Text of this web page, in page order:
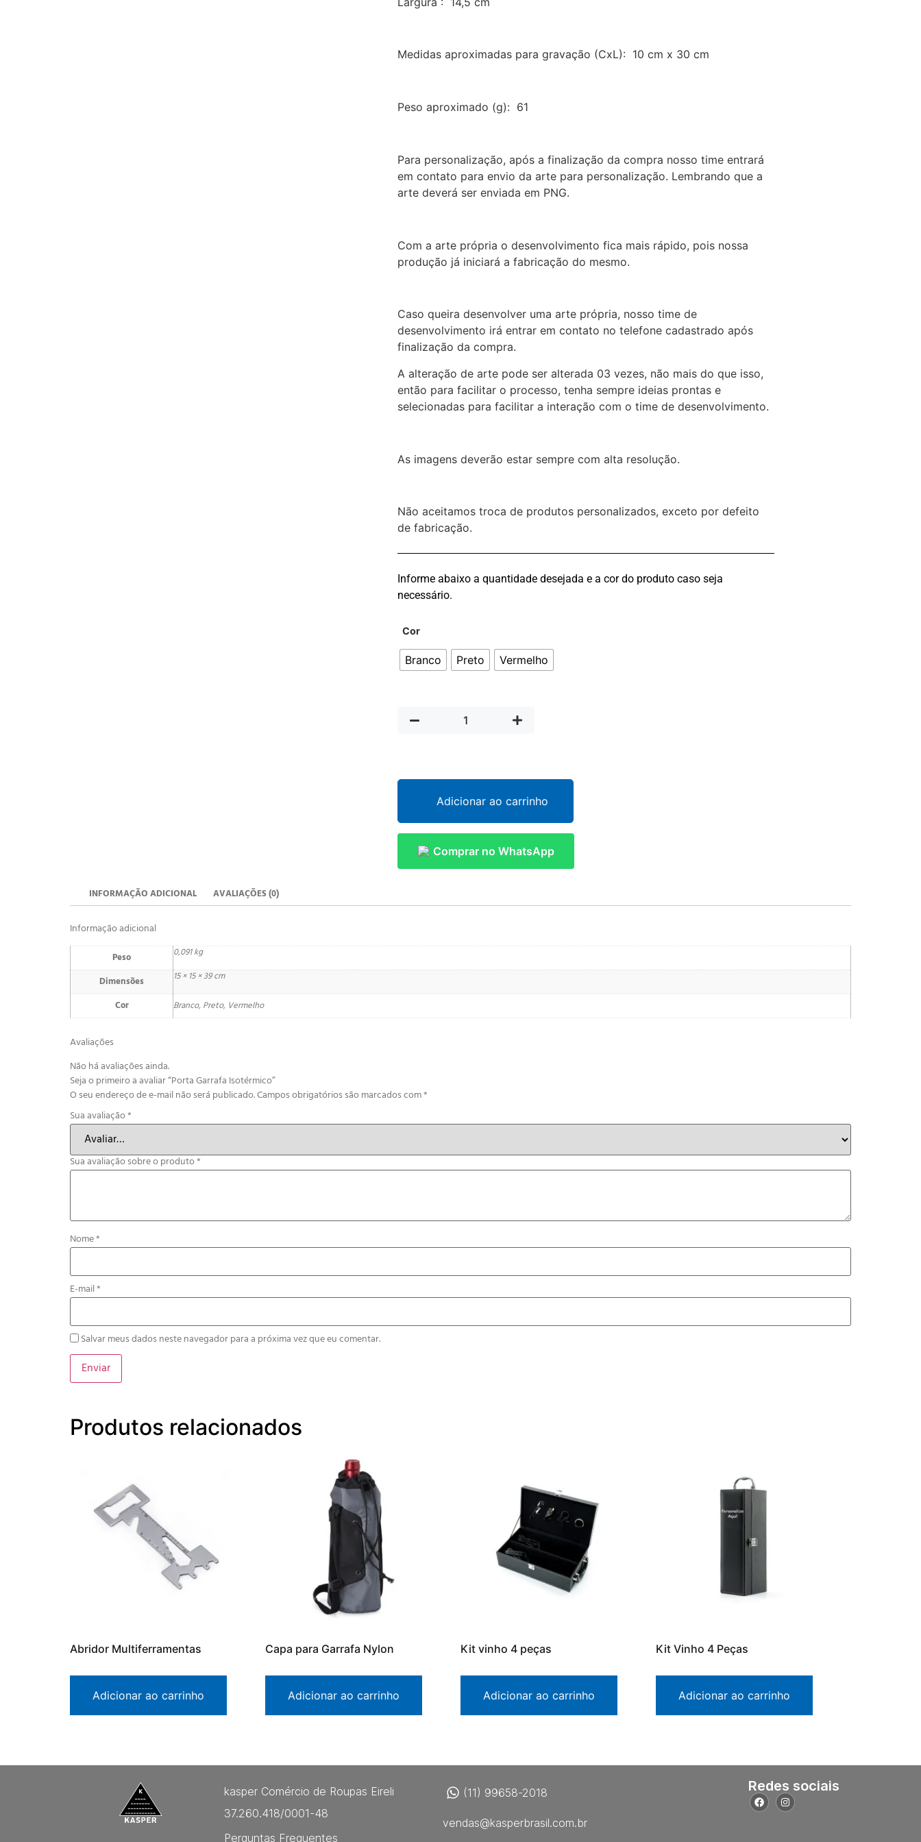
Medidas aproximadas para gravação (CxL): 10 cm x 30 cm
Peso aproximado (g): 61
Para personalização, após a finalização da compra nosso time entrará
em contato para envio da arte para personalização. Lembrando que a
arte deverá ser enviada em PNG.
Com a arte própria o desenvolvimento fica mais rápido, pois nossa
produção já iniciará a fabricação do mesmo.
Caso queira desenvolver uma arte própria, nosso time de
desenvolvimento irá entrar em contato no telefone cadastrado após
finalização da compra.
A alteração de arte pode ser alterada 03 vezes, não mais do que isso,
então para facilitar o processo, tenha sempre ideias prontas e
selecionadas para facilitar a interação com o time de desenvolvimento.
As imagens deverão estar sempre com alta resolução.
Não aceitamos troca de produtos personalizados, exceto por defeito
de fabricação.
Informe abaixo a quantidade desejada e a cor do produto caso seja
necessário.
Cor
Branco Preto Vermelho
Adicionar ao carrinho
Comprar no WhatsApp
INFORMAÇÃO ADICIONAL AVALIAÇÕES (0)
Informação adicional
Peso 0,091 kg
Dimensões 15 × 15 × 39 cm
Cor Branco, Preto, Vermelho
Avaliações
Não há avaliações ainda.
Seja o primeiro a avaliar “Porta Garrafa Isotérmico”
O seu endereço de e-mail não será publicado.Campos obrigatórios são marcados com*
Sua avaliação*
Sua avaliação sobre o produto*
Nome*
E-mail*
Salvar meus dados neste navegador para a próxima vez que eu comentar.
Produtos relacionados
Abridor Multiferramentas
Adicionar ao carrinho
Capa para Garrafa Nylon
Adicionar ao carrinho
Kit vinho 4 peças
Adicionar ao carrinho
Kit Vinho 4 Peças
Adicionar ao carrinho
kasper Comércio de Roupas Eireli
37.260.418/0001-48
Perguntas Frequentes
(11) 99658-2018
vendas@kasperbrasil.com.br
Redes sociais